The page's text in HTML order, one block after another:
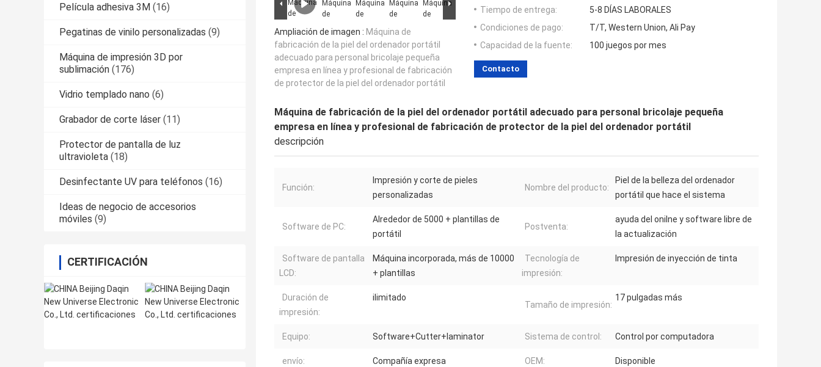
Película adhesiva 3M (16)
Pegatinas de vinilo personalizadas (9)
Máquina de impresión 3D por
sublimación (176)
Vidrio templado nano (6)
Grabador de corte láser (11)
Protector de pantalla de luz
ultravioleta (18)
Desinfectante UV para teléfonos (16)
Ideas de negocio de accesorios
móviles (9)
CERTIFICACIÓN
Ampliación de imagen : Máquina de
fabricación de la piel del ordenador portátil
adecuado para personal bricolaje pequeña
empresa en línea y profesional de fabricación
de protector de la piel del ordenador portátil
Tiempo de entrega:
5-8 DÍAS LABORALES
Condiciones de pago:
T/T, Western Union, Ali Pay
Capacidad de la fuente:
100 juegos por mes
Contacto
Máquina de fabricación de la piel del ordenador portátil adecuado para personal bricolaje pequeña
empresa en línea y profesional de fabricación de protector de la piel del ordenador portátil
descripción
Función:
Impresión y corte de pieles
personalizadas
Nombre del producto:
Piel de la belleza del ordenador
portátil que hace el sistema
Software de PC:
Alrededor de 5000 + plantillas de
portátil
Postventa:
ayuda del onilne y software libre de
la actualización
Software de pantalla
LCD:
Máquina incorporada, más de 10000
+ plantillas
Tecnología de
impresión:
Impresión de inyección de tinta
Duración de
impresión:
ilimitado
Tamaño de impresión:
17 pulgadas más
Equipo: Software+Cutter+laminator Sistema de control: Control por computadora
envío: Compañía expresa OEM: Disponible